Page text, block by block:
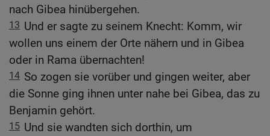
nach Gibea hinübergehen.
13 Und er sagte zu seinem Knecht: Komm, wir
wollen uns einem der Orte nähern und in Gibea
oder in Rama übernachten!
14 So zogen sie vorüber und gingen weiter, aber
die Sonne ging ihnen unter nahe bei Gibea, das zu
Benjamin gehört.
15 Und sie wandten sich dorthin, um